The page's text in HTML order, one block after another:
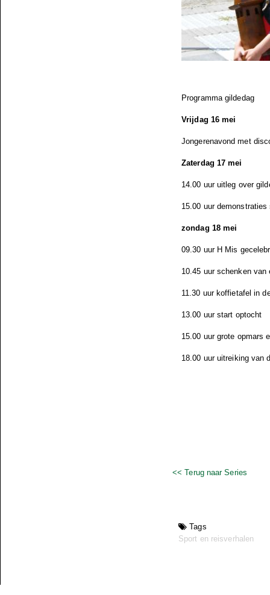
Programma gildedag
Vrijdag 16 mei
Jongerenavond met
Zaterdag 17 mei
14.00 uur uitleg over
15.00 uur demonstraties
zondag 18 mei
09.30 uur H Mis
10.45 uur schenken van
11.30 uur koffietafel in
13.00 uur start optocht
15.00 uur grote opmars
18.00 uur uitreiking van
<< Terug naar Series
Tags
Sport en reisverhalen